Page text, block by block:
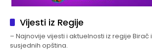
Vijesti iz Regije
– Najnovije vijesti i aktuelnosti iz regije Birač i
susjednih opština.